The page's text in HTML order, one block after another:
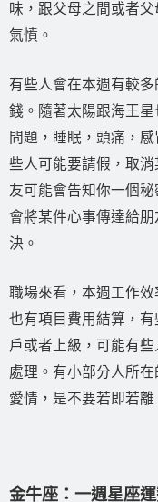
味，跟父母之間或者
氣憤。
有些人會在本週有較
錢。隨著太陽跟海王
問題，睡眠，頭痛，
些人可能要請假，取
友可能會告知你一個
會將某件心事傳達給
決。
職場來看，本週工作
也有項目費用結算，
戶或者上級，可能有
處理。有小部分人所
愛情，是不要若即若離
金牛座：一週星座